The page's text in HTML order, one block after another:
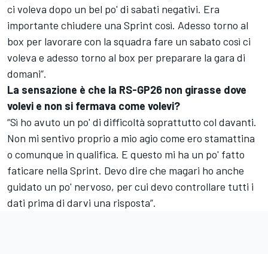
ci voleva dopo un bel po' di sabati negativi. Era
importante chiudere una Sprint così. Adesso torno al
box per lavorare con la squadra fare un sabato così ci
voleva e adesso torno al box per preparare la gara di
domani”.
La sensazione è che la RS-GP26 non girasse dove
volevi e non si fermava come volevi?
“Sì ho avuto un po' di difficoltà soprattutto col davanti.
Non mi sentivo proprio a mio agio come ero stamattina
o comunque in qualifica. E questo mi ha un po' fatto
faticare nella Sprint. Devo dire che magari ho anche
guidato un po' nervoso, per cui devo controllare tutti i
dati prima di darvi una risposta”.